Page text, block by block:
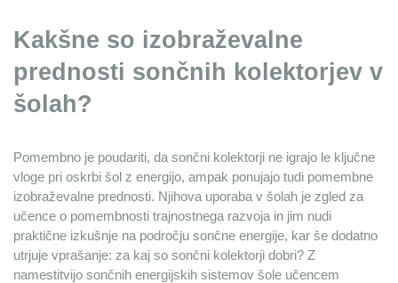
Kakšne so izobraževalne
prednosti sončnih kolektorjev v
šolah?
Pomembno je poudariti, da sončni kolektorji ne igrajo le ključne
vloge pri oskrbi šol z energijo, ampak ponujajo tudi pomembne
izobraževalne prednosti. Njihova uporaba v šolah je zgled za
učence o pomembnosti trajnostnega razvoja in jim nudi
praktične izkušnje na področju sončne energije, kar še dodatno
utrjuje vprašanje: za kaj so sončni kolektorji dobri? Z
namestitvijo sončnih energijskih sistemov šole učencem